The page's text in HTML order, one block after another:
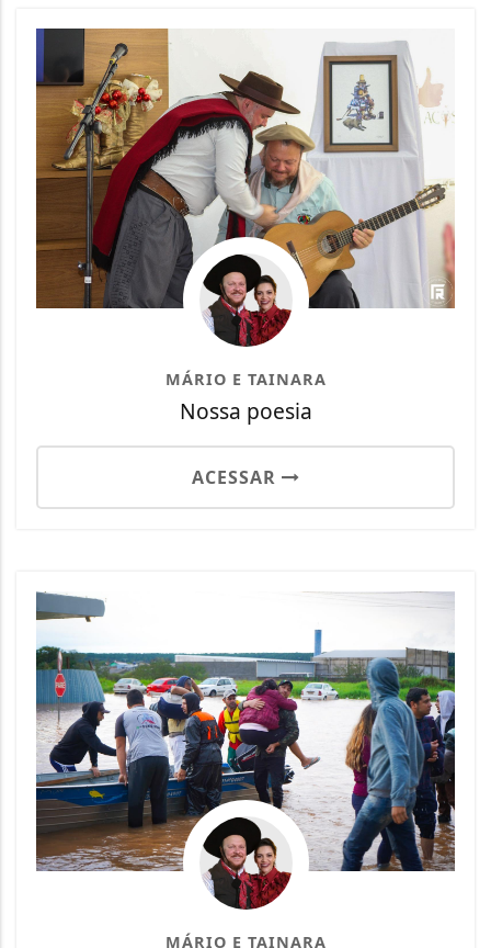
MÁRIO E TAINARA
Nossa poesia
ACESSAR
MÁRIO E TAINARA